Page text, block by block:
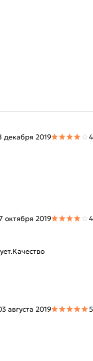
декабря 2019 4
октября 2019 4
августа 2019 5